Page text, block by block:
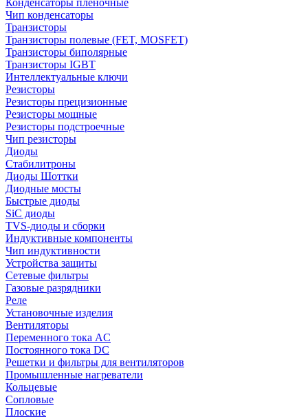
Конденсаторы плёночные
Чип конденсаторы
Транзисторы
Транзисторы полевые (FET, MOSFET)
Транзисторы биполярные
Транзисторы IGBT
Интеллектуальные ключи
Резисторы
Резисторы прецизионные
Резисторы мощные
Резисторы подстроечные
Чип резисторы
Диоды
Стабилитроны
Диоды Шоттки
Диодные мосты
Быстрые диоды
SiC диоды
TVS-диоды и сборки
Индуктивные компоненты
Чип индуктивности
Устройства защиты
Сетевые фильтры
Газовые разрядники
Реле
Установочные изделия
Вентиляторы
Переменного тока AC
Постоянного тока DC
Решетки и фильтры для вентиляторов
Промышленные нагреватели
Кольцевые
Сопловые
Плоские